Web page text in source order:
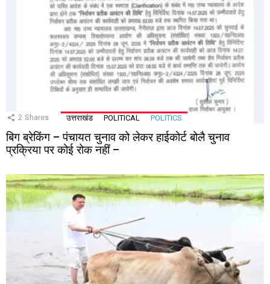
2 Shares उत्तराखंड POLITICAL POLITICS
बिग ब्रेकिंग – पंचायत चुनाव को लेकर हाईकोर्ट बोलै चुनाव
प्रक्रिया पर कोई रोक नहीं –